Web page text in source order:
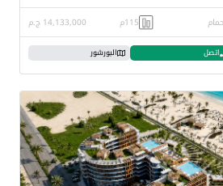
115م 14,133,000 ج.م
اتصل البورشور